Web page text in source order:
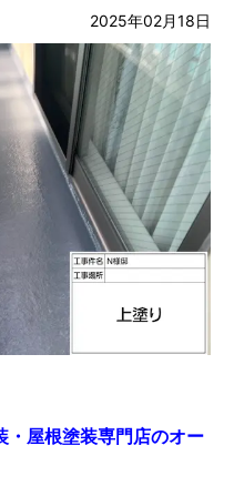
2025年02月18日
・屋根塗装専門店のオー